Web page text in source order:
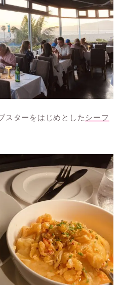
スターをはじめとしたシーフ